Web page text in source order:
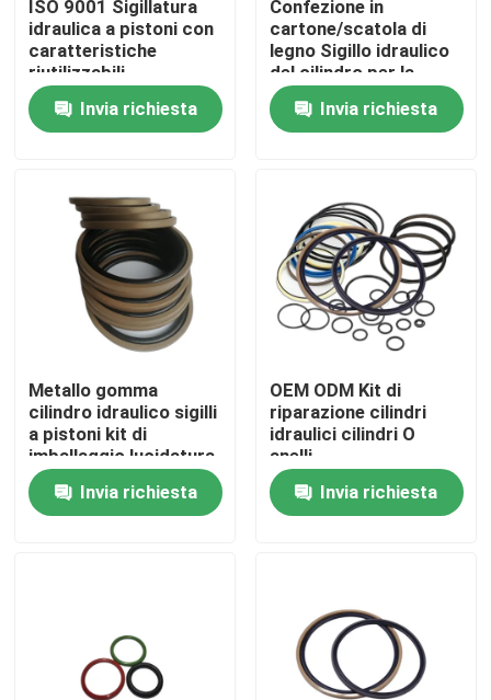
Casa
Prodotti
Chi siamo
Fatory Tour
Controllo di qualità
Contattaci
Richiedere un preventivo
Guarnizione di galleggiamento
ISO 9001 Sigillatura
idraulica a pistoni con
caratteristiche
riutilizzabili
Invia richiesta
Confezione in
cartone/scatola di
legno Sigillo idraulico
del cilindro per la
resistenza agli oli
Invia richiesta
Metallo gomma
cilindro idraulico sigilli
a pistoni kit di
imballaggio lucidatura
rivestimento
Invia richiesta
OEM ODM Kit di
riparazione cilindri
idraulici cilindri O
anelli
Invia richiesta